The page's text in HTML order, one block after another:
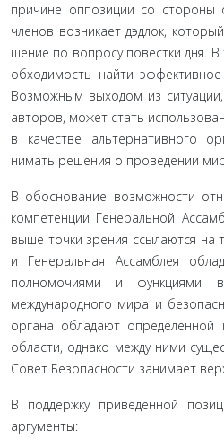
причине оппозиции со стороны
членов возникает дэдлок,
шение по вопросу повестки дня.
обходимость найти
Возможным выходом из
авторов, может стать
в качестве альтернативного
нимать решения о проведении
В обоснование возможности
компетенции Генеральной
выше точки зрения ссылаются на
и Генеральная Ассамблея
полномочиями и функциями в
международного мира и
органа обладают определенной
области, однако между ними
Совет Безопасности занимает
В поддержку приведенной
аргументы: